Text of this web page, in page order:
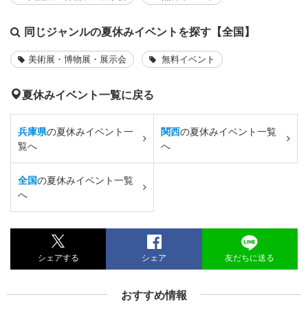
同じジャンルの夏休みイベントを探す【全国】
美術展・博物展・展示会 無料イベント
夏休みイベント一覧に戻る
兵庫県の夏休みイベント一
覧へ
関西の夏休みイベント一覧
へ
全国の夏休みイベント一覧
へ
シェアする シェア 友だちに送る
おすすめ情報